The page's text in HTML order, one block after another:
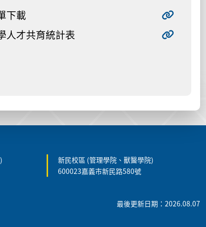
下載
人才共育統計表
新民校區 (管理學院、獸醫學院)
600023嘉義市新民路580號
最後更新日期：2026.08.07